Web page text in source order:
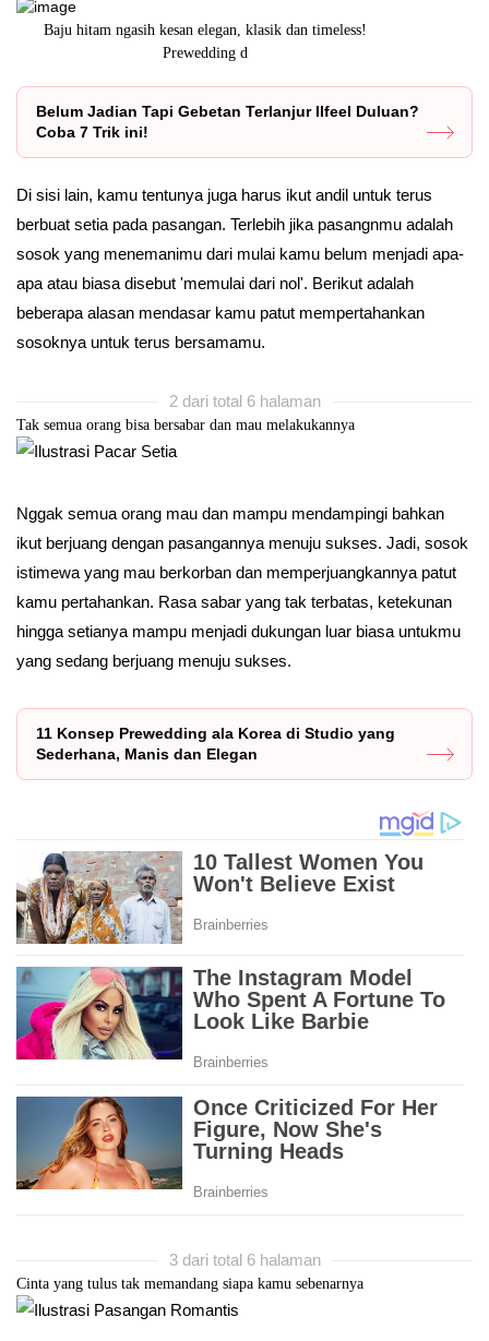
Baju hitam ngasih kesan elegan, klasik dan timeless!
Prewedding d
Belum Jadian Tapi Gebetan Terlanjur Ilfeel Duluan?
Coba 7 Trik ini!
Di sisi lain, kamu tentunya juga harus ikut andil untuk terus
berbuat setia pada pasangan. Terlebih jika pasangnmu adalah
sosok yang menemanimu dari mulai kamu belum menjadi apa-
apa atau biasa disebut 'memulai dari nol'. Berikut adalah
beberapa alasan mendasar kamu patut mempertahankan
sosoknya untuk terus bersamamu.
2 dari total 6 halaman
Tak semua orang bisa bersabar dan mau melakukannya
Nggak semua orang mau dan mampu mendampingi bahkan
ikut berjuang dengan pasangannya menuju sukses. Jadi, sosok
istimewa yang mau berkorban dan memperjuangkannya patut
kamu pertahankan. Rasa sabar yang tak terbatas, ketekunan
hingga setianya mampu menjadi dukungan luar biasa untukmu
yang sedang berjuang menuju sukses.
11 Konsep Prewedding ala Korea di Studio yang
Sederhana, Manis dan Elegan
3 dari total 6 halaman
Cinta yang tulus tak memandang siapa kamu sebenarnya